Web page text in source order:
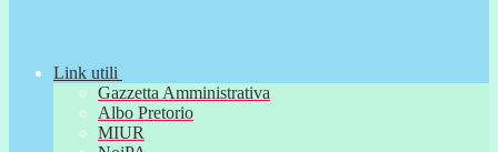
Link utili
Gazzetta Amministrativa
Albo Pretorio
MIUR